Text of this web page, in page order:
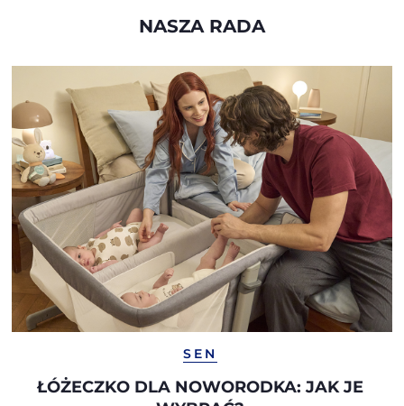
NASZA RADA
SEN
ŁÓŻECZKO DLA NOWORODKA: JAK JE